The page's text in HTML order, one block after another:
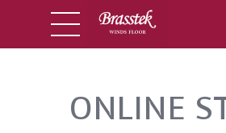
ONLINE